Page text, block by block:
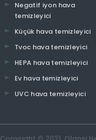
Negatif iyon hava
temizleyici
Küçük hava temizleyici
Tvoc hava temizleyici
HEPA hava temizleyici
Ev hava temizleyici
UVC hava temizleyici